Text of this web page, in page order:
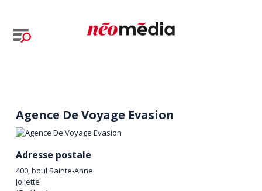
Agence De Voyage Evasion
Adresse postale
400, boul Sainte-Anne
Joliette